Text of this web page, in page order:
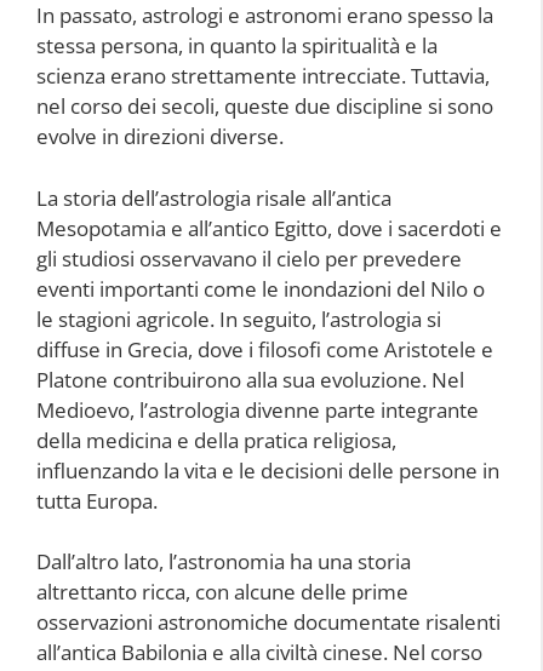
In passato, astrologi e astronomi erano spesso la
stessa persona, in quanto la spiritualità e la
scienza erano strettamente intrecciate. Tuttavia,
nel corso dei secoli, queste due discipline si sono
evolve in direzioni diverse.
La storia dell’astrologia risale all’antica
Mesopotamia e all’antico Egitto, dove i sacerdoti e
gli studiosi osservavano il cielo per prevedere
eventi importanti come le inondazioni del Nilo o
le stagioni agricole. In seguito, l’astrologia si
diffuse in Grecia, dove i filosofi come Aristotele e
Platone contribuirono alla sua evoluzione. Nel
Medioevo, l’astrologia divenne parte integrante
della medicina e della pratica religiosa,
influenzando la vita e le decisioni delle persone in
tutta Europa.
Dall’altro lato, l’astronomia ha una storia
altrettanto ricca, con alcune delle prime
osservazioni astronomiche documentate risalenti
all’antica Babilonia e alla civiltà cinese. Nel corso